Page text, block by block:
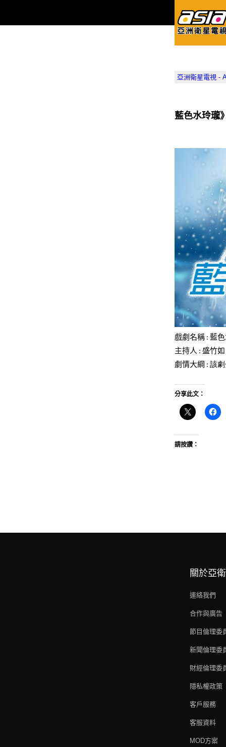
亞洲衛星電視 -
藍色水玲瓏
戲劇名稱 : 藍
主持人 : 盛竹如
劇情大綱 : 該
分享此文：
請按讚：
關於亞衛
連絡我們
合作與廣告
節目倫理委
新聞倫理委
財經倫理委
隱私權政策
客戶服務
客服資料
MOD方案